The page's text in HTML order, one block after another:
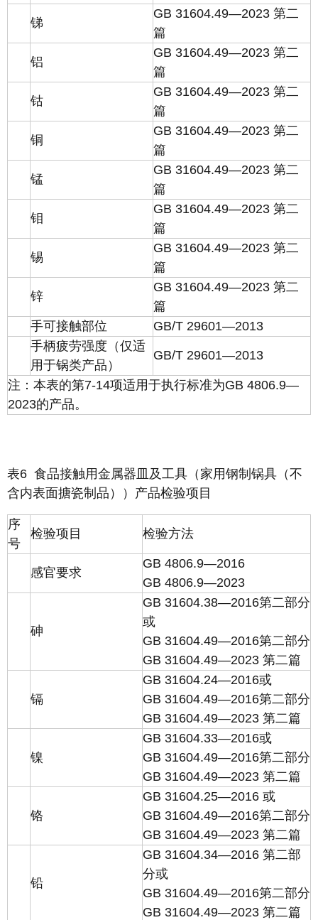
锑
GB 31604.49—2023 第二
篇
铝
GB 31604.49—2023 第二
篇
钴
GB 31604.49—2023 第二
篇
铜
GB 31604.49—2023 第二
篇
锰
GB 31604.49—2023 第二
篇
钼
GB 31604.49—2023 第二
篇
锡
GB 31604.49—2023 第二
篇
锌
GB 31604.49—2023 第二
篇
手可接触部位
GB/T 29601—2013
手柄疲劳强度（仅适
用于锅类产品）
GB/T 29601—2013
注：本表的第7-14项适用于执行标准为GB 4806.9—
2023的产品。
表6 食品接触用金属器皿及工具（家用钢制锅具（不
含内表面搪瓷制品））产品检验项目
序
号
检验项目 检验方法
感官要求
GB 4806.9—2016
GB 4806.9—2023
砷
GB 31604.38—2016第二部分
或
GB 31604.49—2016第二部分
GB 31604.49—2023 第二篇
镉
GB 31604.24—2016或
GB 31604.49—2016第二部分
GB 31604.49—2023 第二篇
镍
GB 31604.33—2016或
GB 31604.49—2016第二部分
GB 31604.49—2023 第二篇
铬
GB 31604.25—2016 或
GB 31604.49—2016第二部分
GB 31604.49—2023 第二篇
铅
GB 31604.34—2016 第二部
分或
GB 31604.49—2016第二部分
GB 31604.49—2023 第二篇